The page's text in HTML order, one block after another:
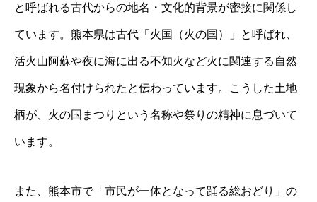
と呼ばれる古代からの地名・文化的背景が密接に関係し
ています。熊本県は古代「火国（火の国）」と呼ばれ、
活火山阿蘇や夜に海に出る不知火など火に関連する自然
現象から名付けられたと伝わっています。こうした土地
柄が、火の国まつりという名称や祭りの精神に息づいて
います。
また、熊本市で「市民が一体となって踊る総おどり」の